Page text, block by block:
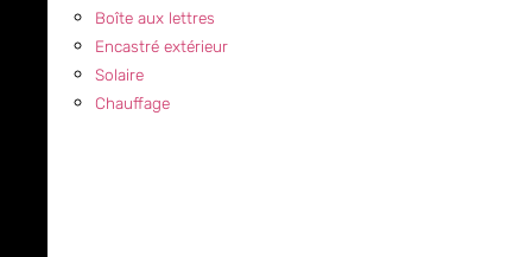
Boîte aux lettres
Encastré extérieur
Solaire
Chauffage